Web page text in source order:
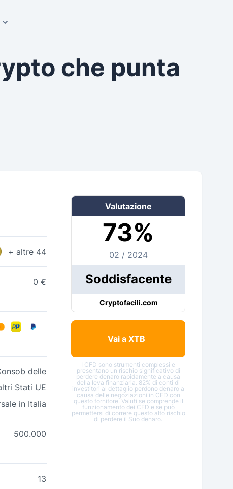
che punta
+ altre 44
0 €
delle
Stati UE
in Italia
500.000
13
Valutazione
73%
02 / 2024
Soddisfacente
Cryptofacili.com
Vai a XTB
I CFD sono strumenti complessi e
presentano un rischio significativo di
perdere denaro rapidamente a causa
della leva finanziaria. 82% di conti di
investitori al dettaglio perdono denaro a
causa delle negoziazioni in CFD con
questo fornitore. Valuti se comprende il
funzionamento dei CFD e se può
permettersi di correre questo alto rischio
di perdere il Suo denaro.